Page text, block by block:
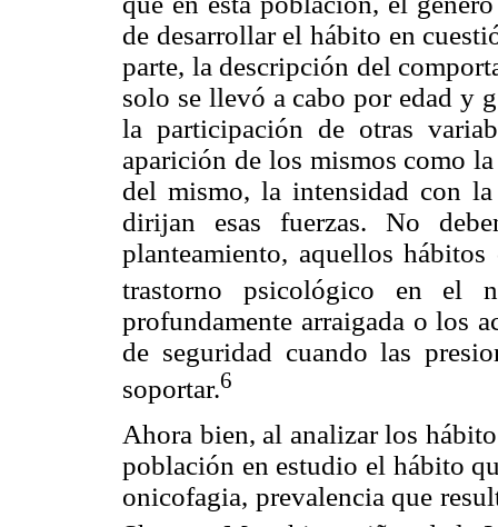
de desarrollar el hábito en
parte, la descripción del
solo se llevó a cabo por edad y
la participación de otras
aparición de los mismos como
del mismo, la intensidad con
dirijan esas fuerzas. No
planteamiento, aquellos
trastorno psicológico en el
profundamente arraigada o los
de seguridad cuando las
soportar.6
Ahora bien, al analizar los
población en estudio el hábito
onicofagia, prevalencia que